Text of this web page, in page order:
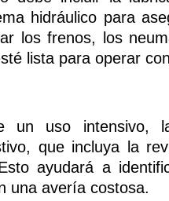
hidráulico para
los frenos, los
lista para operar
un uso intensivo,
que incluya la
ayudará a
una avería costosa.